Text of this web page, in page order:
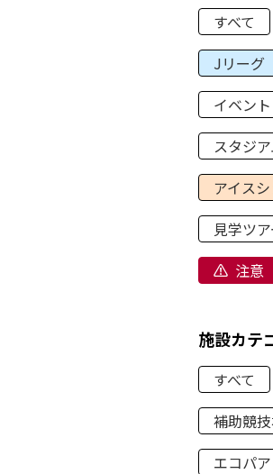
すべて
Jリーグ
イベント
スタジ
アイス
見学ツ
注意
施設カテ
すべて
補助競
エコパ